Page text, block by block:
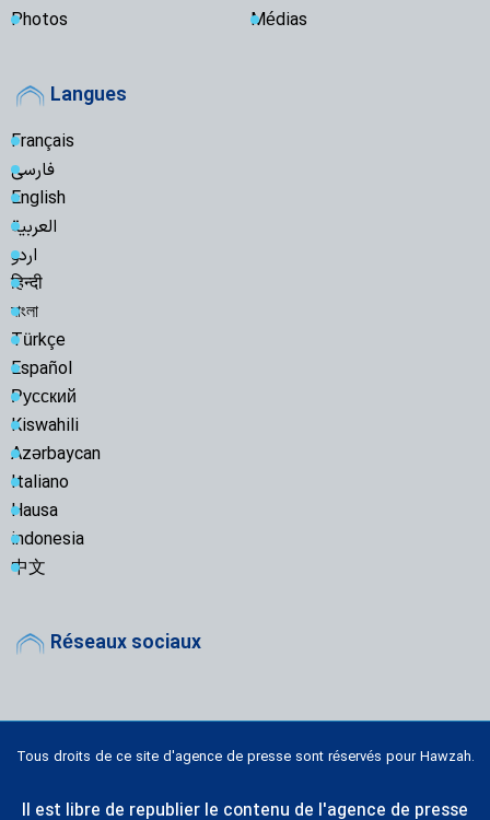
Photos
Médias
Langues
Français
فارسی
English
العربیة
اردو
हिन्दी
বাংলা
Türkçe
Español
Русский
Kiswahili
Azərbaycan
Italiano
Hausa
indonesia
中文
Réseaux sociaux
Tous droits de ce site d'agence de presse sont réservés pour Hawzah.
Il est libre de republier le contenu de l'agence de presse